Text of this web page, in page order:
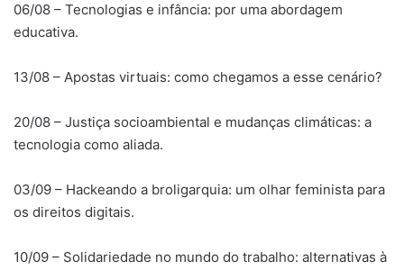
06/08 – Tecnologias e infância: por uma abordagem
educativa.
13/08 – Apostas virtuais: como chegamos a esse cenário?
20/08 – Justiça socioambiental e mudanças climáticas: a
tecnologia como aliada.
03/09 – Hackeando a broligarquia: um olhar feminista para
os direitos digitais.
10/09 – Solidariedade no mundo do trabalho: alternativas à